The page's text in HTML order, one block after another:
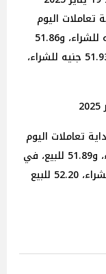
تعاملات اليوم
الأحد 19 يناير 2025 ليسجل نحو 51.54 جنيه للشراء، و51.86
للبيع، في حين وصل خلال آخر تحديث نحو 51.93 جنيه للشراء،
تعاملات اليوم
الأحد 19 يناير 2025 نحو 51.58 جنيه للشراء، و51.89 للبيع، في
حين جاء بآخر تحديث له بنحو 51.60 جنيه للشراء، 52.20 للبيع